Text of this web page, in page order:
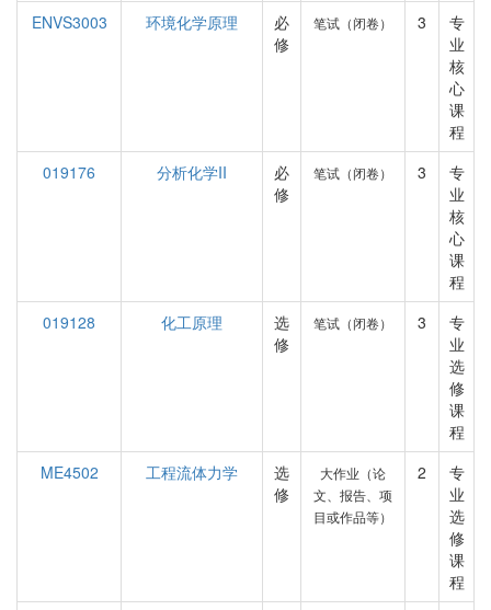
ENVS3003 环境化学原理
必
修
笔试（闭卷） 3
专
业
核
心
课
程
019176
分析化学II
必
修
笔试（闭卷） 3
专
业
核
心
课
程
019128
化工原理
选
修
笔试（闭卷） 3
专
业
选
修
课
程
ME4502
工程流体力学
选
修
大作业（论
文、报告、项
目或作品等）
2
专
业
选
修
课
程